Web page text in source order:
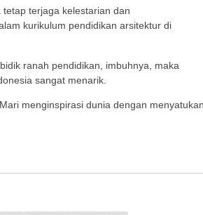
terjaga kelestarian dan
kurikulum pendidikan arsitektur di
ranah pendidikan, imbuhnya, maka
sangat menarik.
menginspirasi dunia dengan